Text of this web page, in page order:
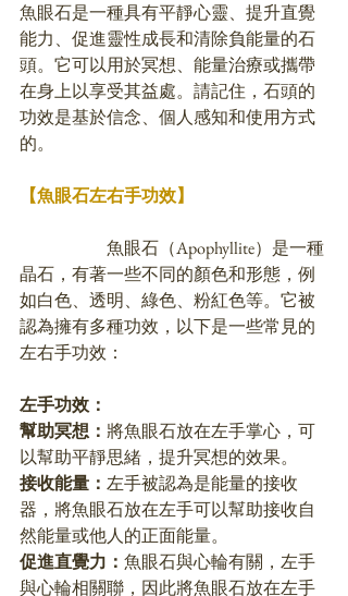
魚眼石是一種具有平靜心靈、提升直覺
能力、促進靈性成長和清除負能量的石
頭。它可以用於冥想、能量治療或攜帶
在身上以享受其益處。請記住，石頭的
功效是基於信念、個人感知和使用方式
的。
【魚眼石左右手功效】
晶石，有著一些不同的顏色和形態，例
如白色、透明、綠色、粉紅色等。它被
認為擁有多種功效，以下是一些常見的
左右手功效：
左手功效：
幫助冥想： 將魚眼石放在左手掌心，可
以幫助平靜思緒，提升冥想的效果。
接收能量： 左手被認為是能量的接收
器，將魚眼石放在左手可以幫助接收自
然能量或他人的正面能量。
促進直覺力： 魚眼石與心輪有關，左手
與心輪相關聯，因此將魚眼石放在左手